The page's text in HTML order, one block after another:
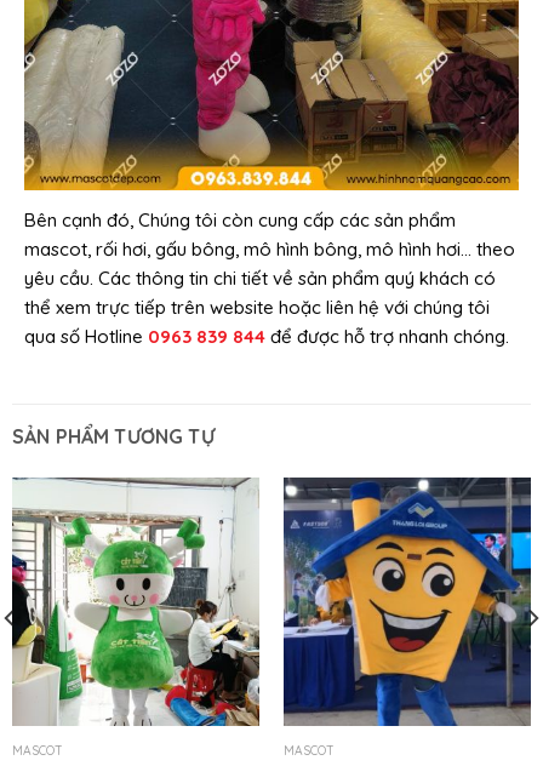
Bên cạnh đó, Chúng tôi còn cung cấp các sản phẩm
mascot, rối hơi, gấu bông, mô hình bông, mô hình hơi… theo
yêu cầu. Các thông tin chi tiết về sản phẩm quý khách có
thể xem trực tiếp trên website hoặc liên hệ với chúng tôi
qua số Hotline 0963 839 844 để được hỗ trợ nhanh chóng.
SẢN PHẨM TƯƠNG TỰ
MASCOT MASCOT